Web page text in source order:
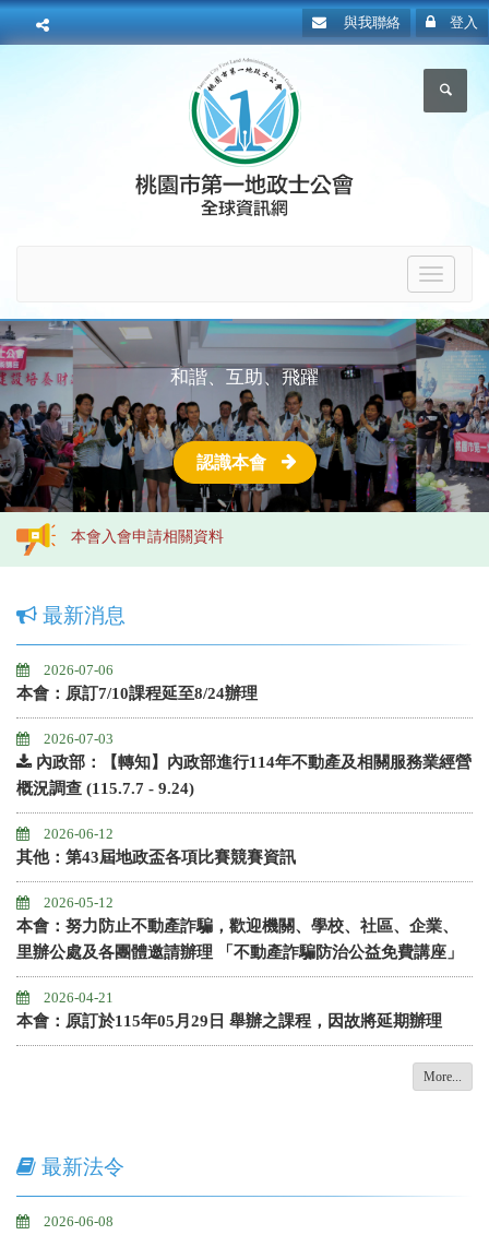
與我聯絡 登入
Toggle
和諧、互助、飛躍
認識本會
本會入會申請相關資料
最新消息
2026-07-06
本會：原訂7/10課程延至8/24辦理
2026-07-03
內政部：【轉知】內政部進行114年不動產及相關服務業經營
概況調查 (115.7.7 - 9.24)
2026-06-12
其他：第43屆地政盃各項比賽競賽資訊
2026-05-12
本會：努力防止不動產詐騙，歡迎機關、學校、社區、企業、
里辦公處及各團體邀請辦理 「不動產詐騙防治公益免費講座」
2026-04-21
本會：原訂於115年05月29日 舉辦之課程，因故將延期辦理
More...
最新法令
2026-06-08